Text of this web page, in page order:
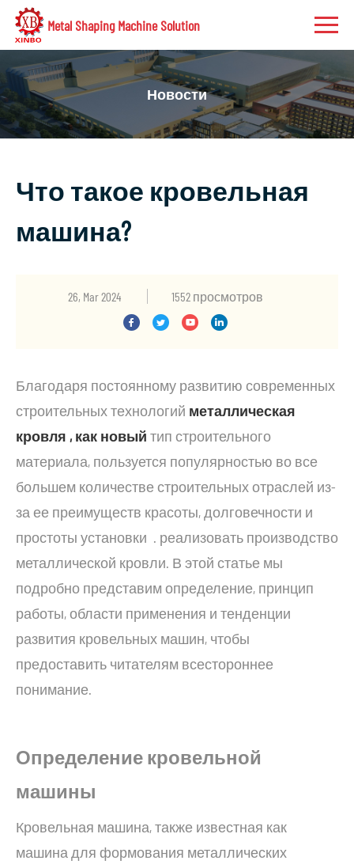
Metal Shaping Machine Solution
Новости
Что такое кровельная
машина?
26, Mar 2024 1552 просмотров
Благодаря постоянному развитию современных
строительных технологий металлическая
кровля , как новый тип строительного
материала, пользуется популярностью во все
большем количестве строительных отраслей из-
за ее преимуществ красоты, долговечности и
простоты установки . реализовать производство
металлической кровли. В этой статье мы
подробно представим определение, принцип
работы, области применения и тенденции
развития кровельных машин, чтобы
предоставить читателям всестороннее
понимание.
Определение кровельной
машины
Кровельная машина, также известная как
машина для формования металлических